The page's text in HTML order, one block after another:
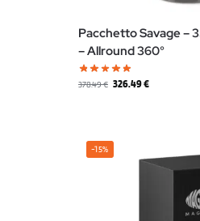
Pacchetto Savage –
– Allround 360°
378.49€ 326.49€
-15%